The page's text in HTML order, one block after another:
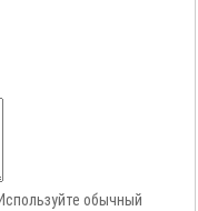
обычный